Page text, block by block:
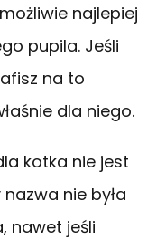
najlepiej
pupila. Jeśli
na to
dla niego.
kotka nie jest
nie była
nawet jeśli